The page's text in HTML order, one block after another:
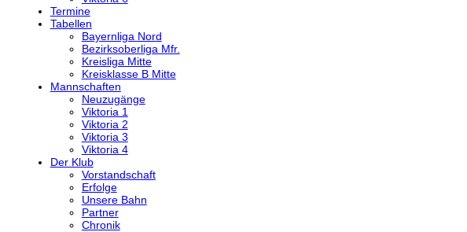
Termine
Tabellen
Bayernliga Nord
Bezirksoberliga Mfr.
Kreisliga Mitte
Kreisklasse B Mitte
Mannschaften
Neuzugänge
Viktoria 1
Viktoria 2
Viktoria 3
Viktoria 4
Der Klub
Vorstandschaft
Erfolge
Unsere Bahn
Partner
Chronik